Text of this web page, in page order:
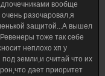
вообще
разочаровал,я
защитой...А вышел
тоже так себе
неплохо хп у
земли,и считай что их
дает приоритет